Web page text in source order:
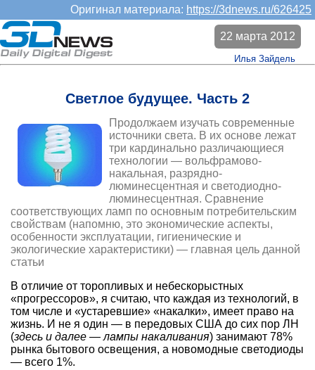
Оригинал материала: https://3dnews.ru/626425
Светлое будущее. Часть 2
Продолжаем изучать современные
источники света. В их основе лежат
три кардинально различающиеся
технологии — вольфрамово-
накальная, разрядно-
люминесцентная и светодиодно-
люминесцентная. Сравнение
соответствующих ламп по основным потребительским
свойствам (напомню, это экономические аспекты,
особенности эксплуатации, гигиенические и
экологические характеристики) — главная цель данной
статьи
22 марта 2012
Илья Зайдель
В отличие от торопливых и небескорыстных
«прогрессоров», я считаю, что каждая из технологий, в
том числе и «устаревшие» «накалки», имеет право на
жизнь. И не я один — в передовых США до сих пор ЛН
(здесь и далее — лампы накаливания) занимают 78%
рынка бытового освещения, а новомодные светодиоды
— всего 1%.